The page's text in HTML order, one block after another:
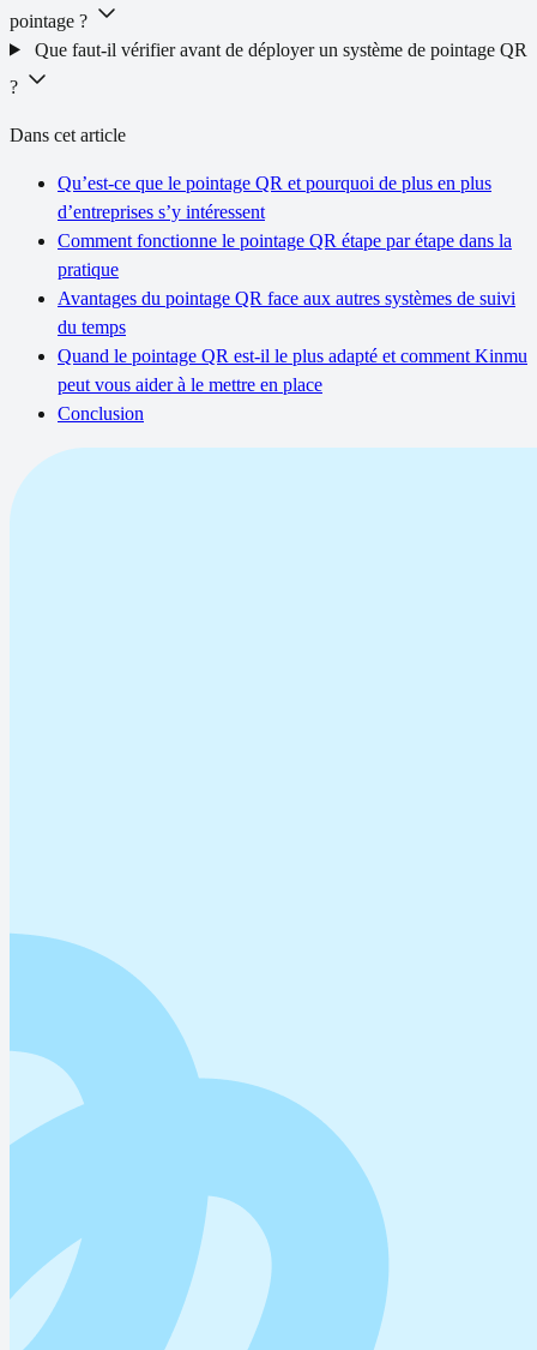
pointage ?
Que faut-il vérifier avant de déployer un système de pointage QR
?
Dans cet article
Qu’est-ce que le pointage QR et pourquoi de plus en plus
d’entreprises s’y intéressent
Comment fonctionne le pointage QR étape par étape dans la
pratique
Avantages du pointage QR face aux autres systèmes de suivi
du temps
Quand le pointage QR est-il le plus adapté et comment Kinmu
peut vous aider à le mettre en place
Conclusion